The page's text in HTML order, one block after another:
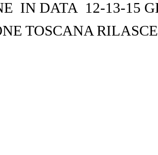
IN DATA 12-13-15
TOSCANA